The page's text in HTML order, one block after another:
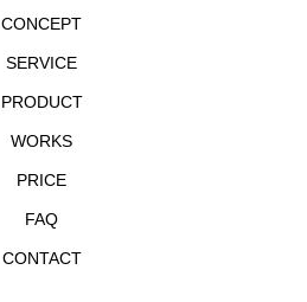
CONCEPT
SERVICE
PRODUCT
WORKS
PRICE
FAQ
CONTACT